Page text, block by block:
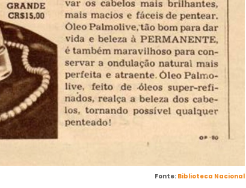
Fonte: Biblioteca Nacional